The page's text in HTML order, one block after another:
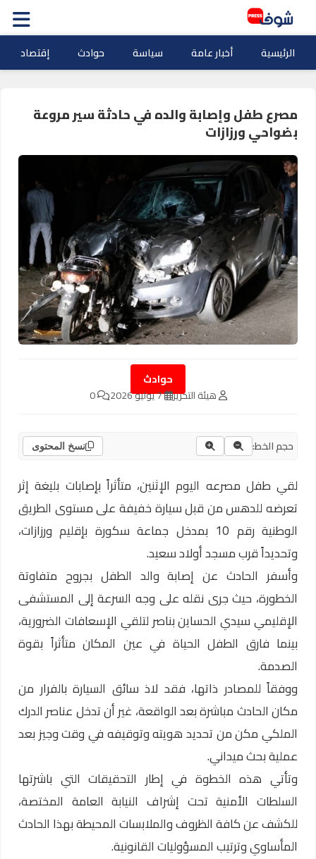
الرئيسية أخبار عامة سياسة حوادث إقتصاد
مصرع طفل وإصابة والده في حادثة سير مروعة
بضواحي ورزازات
حوادث
هيئة التحرير 7 يوليو 2026 0
حجم الخط: نسخ المحتوى
لقي طفل مصرعه اليوم الإثنين، متأثراً بإصابات بليغة إثر
تعرضه للدهس من قبل سيارة خفيفة على مستوى الطريق
الوطنية رقم 10 بمدخل جماعة سكورة بإقليم ورزازات،
وتحديداً قرب مسجد أولاد سعيد.
وأسفر الحادث عن إصابة والد الطفل بجروح متفاوتة
الخطورة، حيث جرى نقله على وجه السرعة إلى المستشفى
الإقليمي سيدي الحساين بناصر لتلقي الإسعافات الضرورية،
بينما فارق الطفل الحياة في عين المكان متأثراً بقوة
الصدمة.
ووفقاً للمصادر ذاتها، فقد لاذ سائق السيارة بالفرار من
مكان الحادث مباشرة بعد الواقعة، غير أن تدخل عناصر الدرك
الملكي مكن من تحديد هويته وتوقيفه في وقت وجيز بعد
عملية بحث ميداني.
وتأتي هذه الخطوة في إطار التحقيقات التي باشرتها
السلطات الأمنية تحت إشراف النيابة العامة المختصة،
للكشف عن كافة الظروف والملابسات المحيطة بهذا الحادث
المأساوي وترتيب المسؤوليات القانونية.